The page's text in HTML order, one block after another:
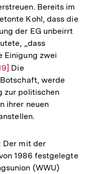
Bereits im
Kohl, dass die
der EG unbeirrt
„dass
Einigung zwei
Die
werde
zur politischen
ihrer neuen
Der mit der
1986 festgelegte
(WWU)